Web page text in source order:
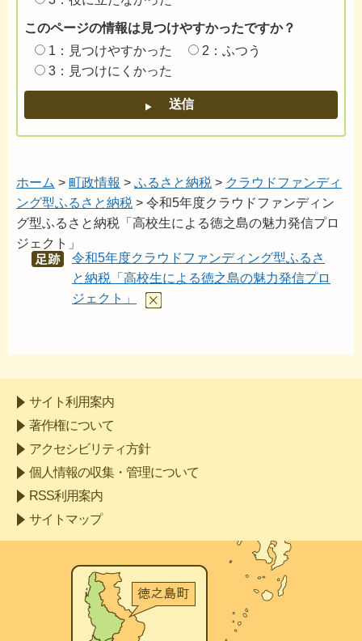
このページの情報は見つけやすかったですか？
1：見つけやすかった
2：ふつう
3：見つけにくかった
ホーム > 町政情報 > ふるさと納税 > クラウドファンディ
ング型ふるさと納税 > 令和5年度クラウドファンディン
グ型ふるさと納税「高校生による徳之島の魅力発信プロ
ジェクト」
あし
令和5年度クラウドファンディング型ふるさ
と納税「高校生による徳之島の魅力発信プロ
ジェクト」
サイト利用案内
著作権について
アクセシビリティ方針
個人情報の収集・管理について
RSS利用案内
サイトマップ